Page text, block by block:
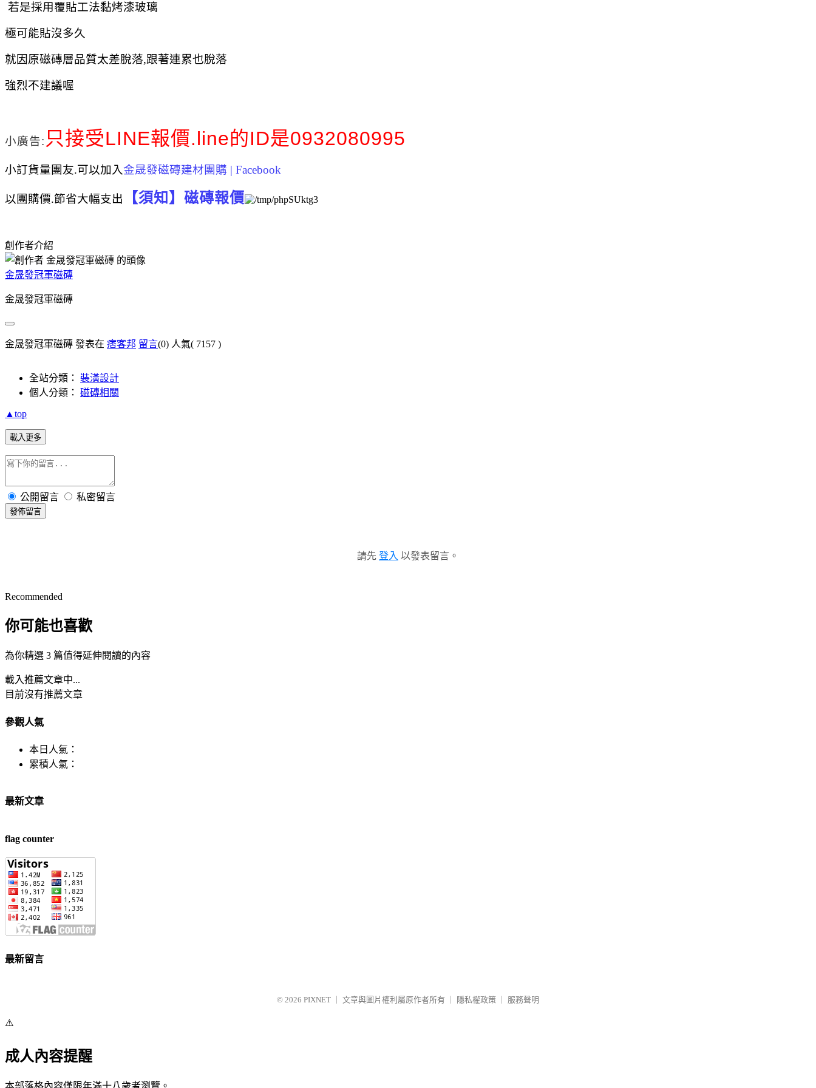
若是採用覆貼工法黏烤漆玻璃
極可能貼沒多久
就因原磁磚層品質太差脫落,跟著連累也脫落
強烈不建議喔
小廣告: 只接受LINE報價.line的ID是0932080995
小訂貨量團友.可以加入金晟發磁磚建材團購 | Facebook
以 團購價.節省大幅支出 【須知】磁磚報價
創作者介紹
金晟發冠軍磁磚
金晟發冠軍磁磚
金晟發冠軍磁磚 發表在 痞客邦 留言(0) 人氣( 7157 )
全站分類： 裝潢設計
個人分類： 磁磚相關
▲top
載入更多
公開留言 私密留言
發佈留言
請先 登入 以發表留言。
Recommended
你可能也喜歡
為你精選 3 篇值得延伸閱讀的內容
載入推薦文章中...
目前沒有推薦文章
參觀人氣
本日人氣：
累積人氣：
最新文章
flag counter
最新留言
© 2026 PIXNET 文章與圖片權利屬原作者所有 隱私權政策 服務聲明
⚠️
成人內容提醒